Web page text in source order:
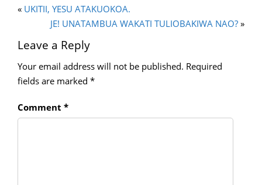
« UKITII, YESU ATAKUOKOA.
JE! UNATAMBUA WAKATI TULIOBAKIWA NAO? »
Leave a Reply
Your email address will not be published. Required
fields are marked *
Comment *